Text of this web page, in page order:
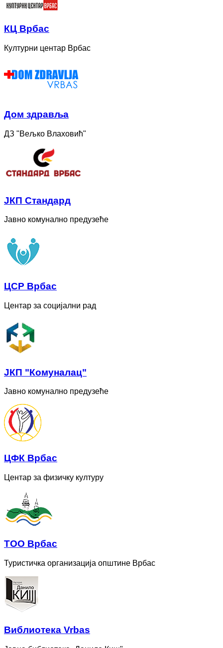
КЦ Врбас
Културни центар Врбас
Дом здравља
ДЗ "Вељко Влаховић"
ЈКП Стандард
Јавно комунално предузеће
ЦСР Врбас
Центар за социјални рад
ЈКП "Комуналац"
Јавно комунално предузеће
ЦФК Врбас
Центар за физичку културу
ТОО Врбас
Туристичка организација општине Врбас
Bиблиотека Vrbas